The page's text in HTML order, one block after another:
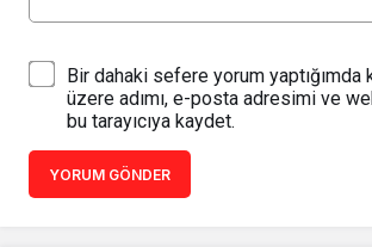
Bir dahaki sefere yorum yaptığımda
üzere adımı, e-posta adresimi ve
bu tarayıcıya kaydet.
YORUM GÖNDER